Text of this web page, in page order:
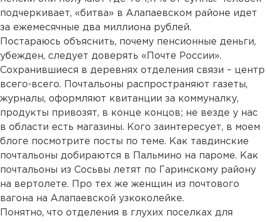
подчеркивает, «битва» в Алапаевском районе идет
за ежемесячные два миллиона рублей.
Постараюсь объяснить, почему пенсионные деньги,
убежден, следует доверять «Почте России».
Сохранившиеся в деревнях отделения связи – центр
всего-всего. Почтальоны распространяют газеты,
журналы, оформляют квитанции за коммуналку,
продукты привозят, в конце концов; не везде у нас
в области есть магазины. Кого заинтересует, в моем
блоге посмотрите посты по теме. Как тавдинские
почтальоны добираются в Пальмино на пароме. Как
почтальоны из Сосьвы летят по Гаринскому району
на вертолете.
Про тех же женщин из почтового
вагона на Алапаевской узкоколейке.
Понятно, что отделения в глухих поселках для